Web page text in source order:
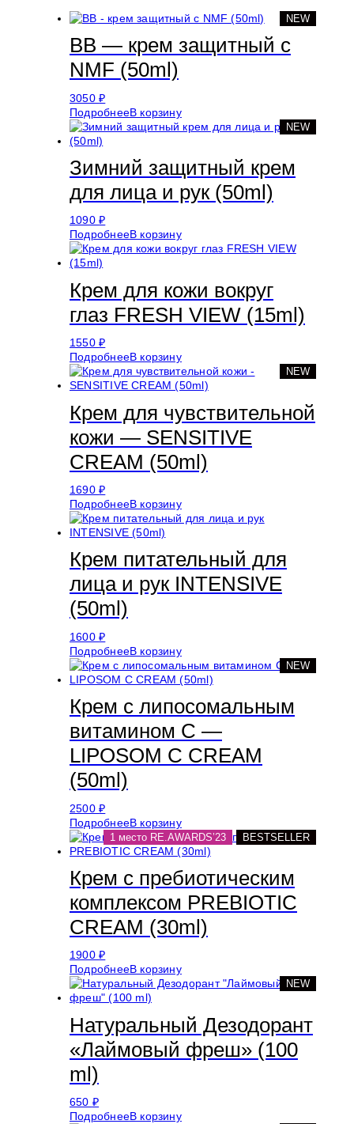
NEW
ВВ — крем защитный с
NMF (50ml)
3050₽
ПодробнееВ корзину
NEW
Зимний защитный крем
для лица и рук (50ml)
1090₽
ПодробнееВ корзину
Крем для кожи вокруг
глаз FRESH VIEW (15ml)
1550₽
ПодробнееВ корзину
NEW
Крем для чувствительной
кожи — SENSITIVE
CREAM (50ml)
1690₽
ПодробнееВ корзину
Крем питательный для
лица и рук INTENSIVE
(50ml)
1600₽
ПодробнееВ корзину
NEW
Крем с липосомальным
витамином С —
LIPOSOM C CREAM
(50ml)
2500₽
ПодробнееВ корзину
1 место RE.AWARDS’23 BESTSELLER
Крем с пребиотическим
комплексом PREBIOTIC
CREAM (30ml)
1900₽
ПодробнееВ корзину
NEW
Натуральный Дезодорант
«Лаймовый фреш» (100
ml)
650 ₽
ПодробнееВ корзину